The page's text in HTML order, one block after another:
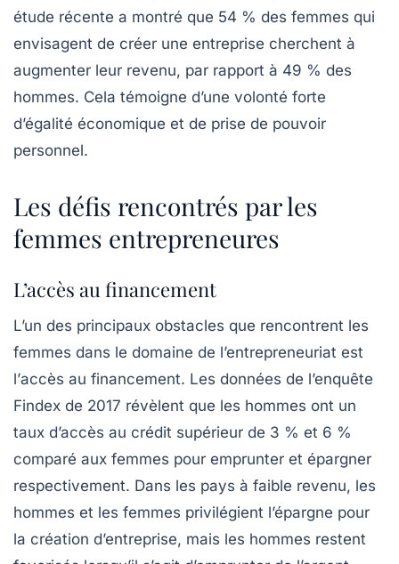
étude récente a montré que 54 % des femmes qui
envisagent de créer une entreprise cherchent à
augmenter leur revenu, par rapport à 49 % des
hommes. Cela témoigne d’une volonté forte
d’égalité économique et de prise de pouvoir
personnel.
Les défis rencontrés par les
femmes entrepreneures
L’accès au financement
L’un des principaux obstacles que rencontrent les
femmes dans le domaine de l’entrepreneuriat est
l’accès au financement. Les données de l’enquête
Findex de 2017 révèlent que les hommes ont un
taux d’accès au crédit supérieur de 3 % et 6 %
comparé aux femmes pour emprunter et épargner
respectivement. Dans les pays à faible revenu, les
hommes et les femmes privilégient l’épargne pour
la création d’entreprise, mais les hommes restent